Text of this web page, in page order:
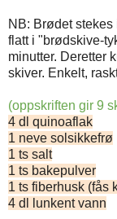
NB: Brødet
flatt i "brødskive-
minutter. Deretter
skiver. Enkelt,
(oppskriften gir 9
4 dl quinoaflak
1 neve solsikkefrø
1 ts salt
1 ts bakepulver
1 ts fiberhusk (fås
4 dl lunkent vann